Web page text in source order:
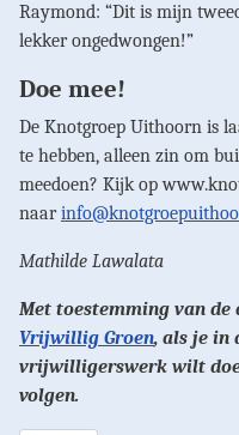
Raymond: “Dit is mijn
lekker ongedwongen!”
Doe mee!
De Knotgroep Uithoorn is
te hebben, alleen zin om
meedoen? Kijk op
naar
Mathilde Lawalata
Met toestemming van
Vrijwillig Groen, als je in
vrijwilligerswerk wilt
volgen.